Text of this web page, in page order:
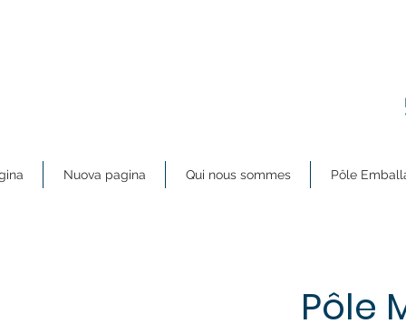
Nuova pagina Qui nous sommes Pôle
Pôle